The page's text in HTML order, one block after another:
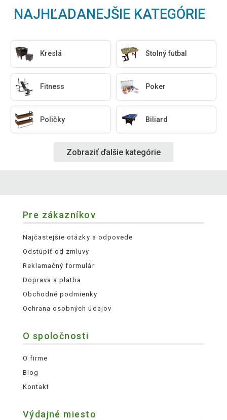
NAJHĽADANEJŠIE KATEGÓRIE
Kreslá Stolný futbal
Fitness Poker
Poličky Biliard
Zobraziť ďalšie kategórie
Pre zákazníkov
Najčastejšie otázky a odpovede
Odstúpiť od zmluvy
Reklamačný formulár
Doprava a platba
Obchodné podmienky
Ochrana osobných údajov
O spoločnosti
O firme
Blog
Kontakt
Výdajné miesto